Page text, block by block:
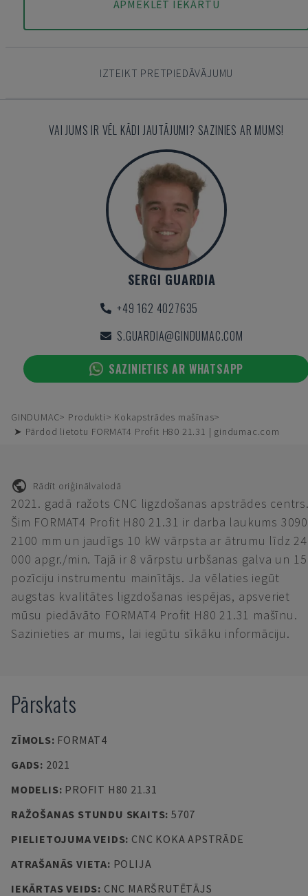
APMEKLĒT IEKĀRTU
IZTEIKT PRETPIEDĀVĀJUMU
VAI JUMS IR VĒL KĀDI JAUTĀJUMI? SAZINIES AR MUMS!
SERGI GUARDIA
+49 162 4027635
S.GUARDIA@GINDUMAC.COM
SAZINIETIES AR WHATSAPP
GINDUMAC Produkti
Kokapstrādes mašīnas
➤ Pārdod lietotu FORMAT4 Profit H80 21.31 | gindumac.com
Rādīt oriģinālvalodā
2021. gadā ražots CNC ligzdošanas apstrādes
Šim FORMAT4 Profit H80 21.31 ir darba laukums
2100 mm un jaudīgs 10 kW vārpsta ar ātrumu līdz 24
000 apgr./min. Tajā ir 8 vārpstu urbšanas galva un 15
pozīciju instrumentu mainītājs. Ja vēlaties iegūt
augstas kvalitātes ligzdošanas iespējas, apsveriet
mūsu piedāvāto FORMAT4 Profit H80 21.31 mašīnu.
Sazinieties ar mums, lai iegūtu sīkāku informāciju.
Pārskats
ZĪMOLS: FORMAT4
GADS: 2021
MODELIS: PROFIT H80 21.31
RAŽOŠANAS STUNDU SKAITS: 5707
PIELIETOJUMA VEIDS: CNC KOKA APSTRĀDE
ATRAŠANĀS VIETA: POLIJA
IEKĀRTAS VEIDS: CNC MARŠRUTĒTĀJS